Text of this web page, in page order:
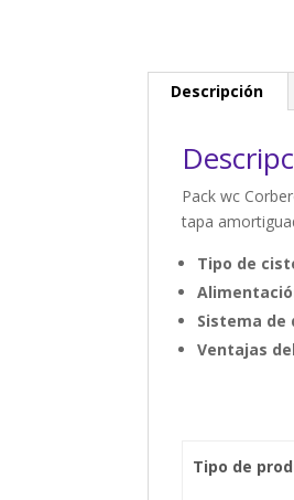
Descripción
Pack wc
tapa
Tipo de
Sistema de
Ventajas
Tipo de